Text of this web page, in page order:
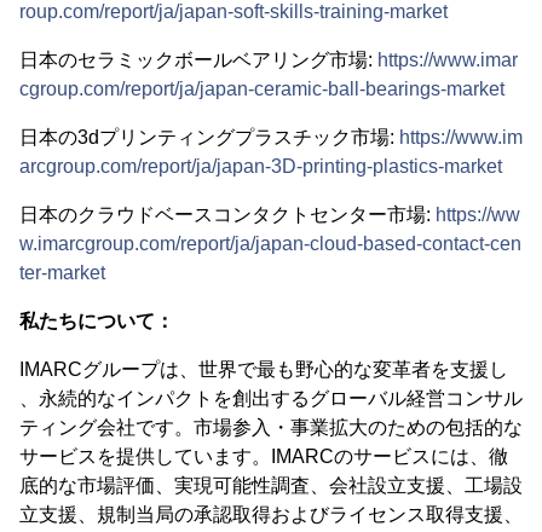
roup.com/report/ja/japan-soft-skills-training-market
日本のセラミックボールベアリング市場: https://www.imar
cgroup.com/report/ja/japan-ceramic-ball-bearings-market
日本の3dプリンティングプラスチック市場: https://www.im
arcgroup.com/report/ja/japan-3D-printing-plastics-market
日本のクラウドベースコンタクトセンター市場: https://ww
w.imarcgroup.com/report/ja/japan-cloud-based-contact-cen
ter-market
私たちについて：
IMARCグループは、世界で最も野心的な変革者を支援し
、永続的なインパクトを創出するグローバル経営コンサル
ティング会社です。市場参入・事業拡大のための包括的な
サービスを提供しています。IMARCのサービスには、徹
底的な市場評価、実現可能性調査、会社設立支援、工場設
立支援、規制当局の承認取得およびライセンス取得支援、